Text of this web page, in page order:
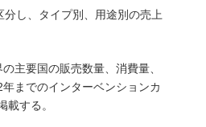
し、タイプ別、用途別の売上
主要国の販売数量、消費量、
までのインターベンションカ
する。